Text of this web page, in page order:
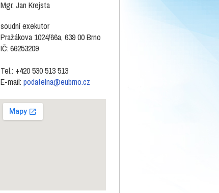
Mgr. Jan Krejsta
soudní exekutor
Pražákova 1024/66a, 639 00 Brno
IČ: 66253209
Tel.: +420 530 513 513
E-mail: podatelna@eubrno.cz